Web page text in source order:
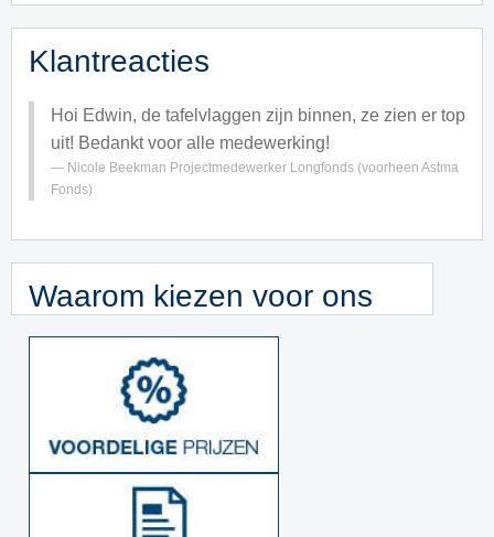
Klantreacties
Hoi Edwin, de tafelvlaggen zijn binnen, ze zien er top
uit! Bedankt voor alle medewerking!
Nicole Beekman Projectmedewerker Longfonds (voorheen Astma
Fonds)
Waarom kiezen voor ons